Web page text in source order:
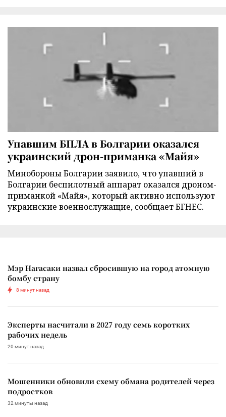
Упавшим БПЛА в Болгарии оказался
украинский дрон-приманка «Майя»
Минобороны Болгарии заявило, что упавший в
Болгарии беспилотный аппарат оказался дроном-
приманкой «Майя», который активно используют
украинские военнослужащие, сообщает БГНЕС.
Мэр Нагасаки назвал сбросившую на город атомную
бомбу страну
8 минут назад
Эксперты насчитали в 2027 году семь коротких
рабочих недель
20 минут назад
Мошенники обновили схему обмана родителей через
подростков
32 минуты назад